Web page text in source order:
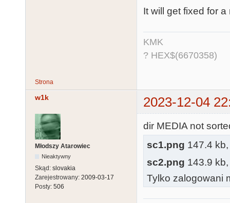
It will get fixed for
KMK
? HEX$(6670358)
Strona
w1k 2023-12-04
Młodszy Atarowiec
Nieaktywny
Skąd: slovakia
Zarejestrowany: 2009-03-17
Posty: 506
dir MEDIA not
sc1.png 147.4
sc2.png 143.9
Tylko zalogowani